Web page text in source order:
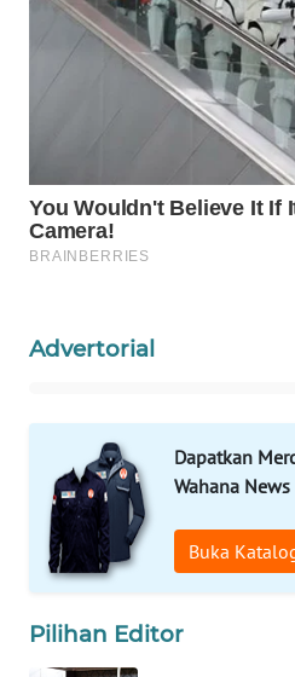
Advertorial
Dapatkan
Wahana News
Buka
Pilihan Editor
WAHANA
WAHANA
SELEB
OTOMOTIF
WAHANA
HEALTH
WAHANA
DESA
WISATA